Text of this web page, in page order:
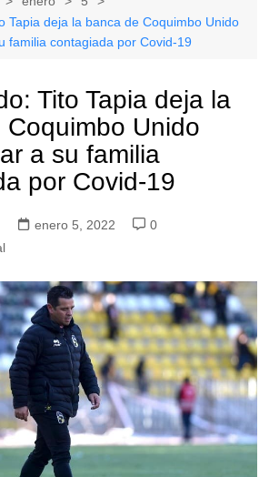
Tapia deja la banca de Coquimbo Unido
familia contagiada por Covid-19
Tito Tapia deja la
Coquimbo Unido
a su familia
por Covid-19
enero 5, 2022
0